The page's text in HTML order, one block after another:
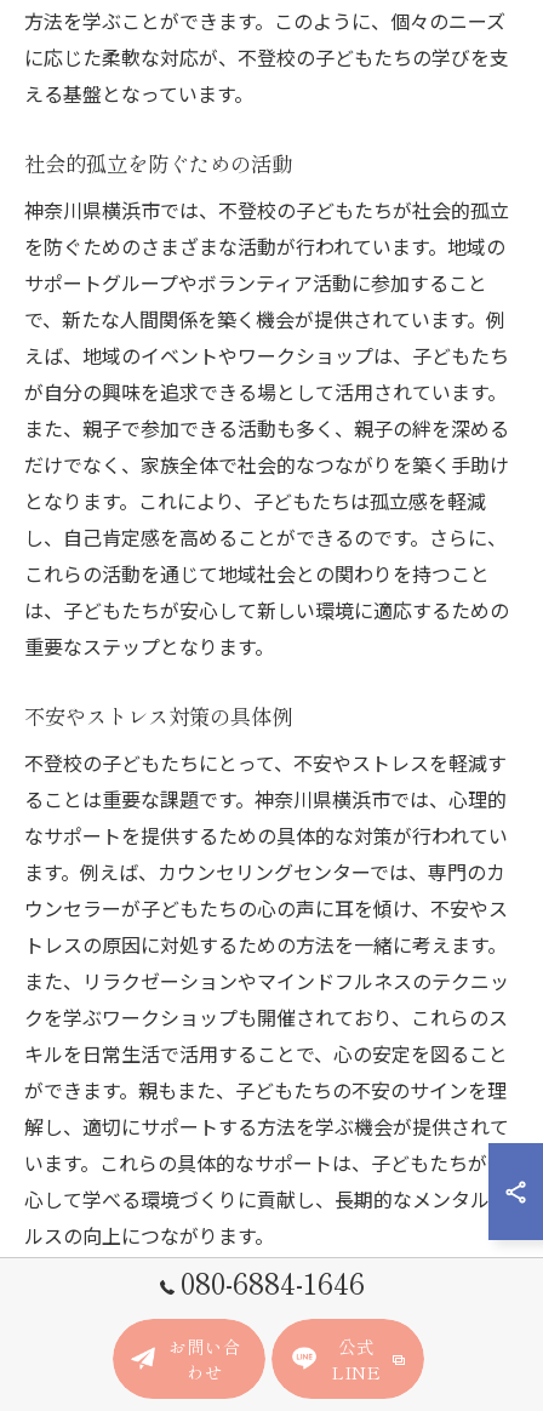
方法を学ぶことができます。このように、個々のニーズ
に応じた柔軟な対応が、不登校の子どもたちの学びを支
える基盤となっています。
社会的孤立を防ぐための活動
神奈川県横浜市では、不登校の子どもたちが社会的孤立
を防ぐためのさまざまな活動が行われています。地域の
サポートグループやボランティア活動に参加すること
で、新たな人間関係を築く機会が提供されています。例
えば、地域のイベントやワークショップは、子どもたち
が自分の興味を追求できる場として活用されています。
また、親子で参加できる活動も多く、親子の絆を深める
だけでなく、家族全体で社会的なつながりを築く手助け
となります。これにより、子どもたちは孤立感を軽減
し、自己肯定感を高めることができるのです。さらに、
これらの活動を通じて地域社会との関わりを持つこと
は、子どもたちが安心して新しい環境に適応するための
重要なステップとなります。
不安やストレス対策の具体例
不登校の子どもたちにとって、不安やストレスを軽減す
ることは重要な課題です。神奈川県横浜市では、心理的
なサポートを提供するための具体的な対策が行われてい
ます。例えば、カウンセリングセンターでは、専門のカ
ウンセラーが子どもたちの心の声に耳を傾け、不安やス
トレスの原因に対処するための方法を一緒に考えます。
また、リラクゼーションやマインドフルネスのテクニッ
クを学ぶワークショップも開催されており、これらのス
キルを日常生活で活用することで、心の安定を図ること
ができます。親もまた、子どもたちの不安のサインを理
解し、適切にサポートする方法を学ぶ機会が提供されて
います。これらの具体的なサポートは、子どもたちが安
心して学べる環境づくりに貢献し、長期的なメンタルヘ
ルスの向上につながります。
適応困難を克服するためのステップ
不登校の子どもたちが直面する適応困難を克服するため
には、まず個々のニーズに応じた柔軟なアプローチが必
080-6884-1646
お問い合
わせ
公式
LINE